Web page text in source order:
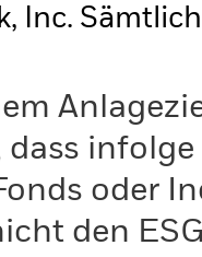
Inc.
dass
oder
den